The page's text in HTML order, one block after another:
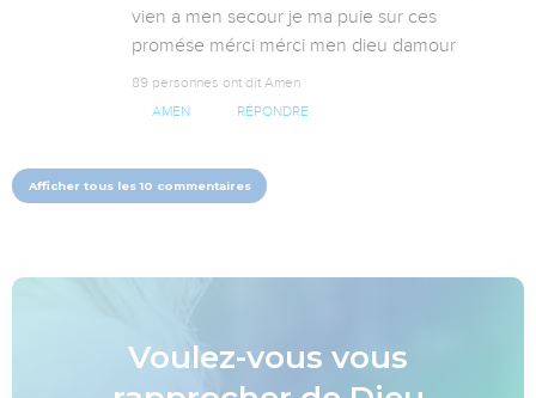
vien a men secour je ma puie sur ces
promése mérci mérci men dieu damour
89 personnes ont dit Amen
AMEN RÉPONDRE
Afficher tous les 10 commentaires
Voulez-vous vous